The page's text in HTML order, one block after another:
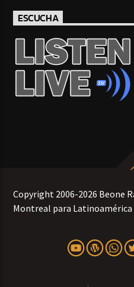
ESCUCHA
Copyright 2006-2026 Beone
Montreal para Latinoamérica